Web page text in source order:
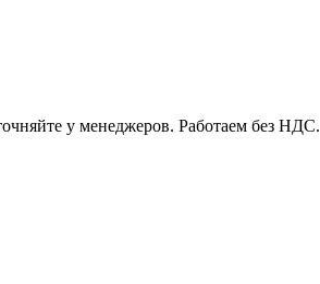
у менеджеров. Работаем без НДС.